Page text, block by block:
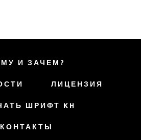
И ЗАЧЕМ?
ЛИЦЕНЗИЯ
ШРИФТ KH
КОНТАКТЫ